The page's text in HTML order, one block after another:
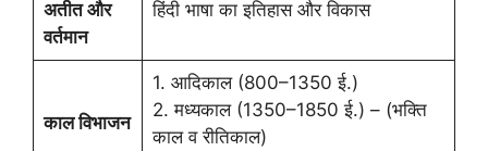
अतीत और
वर्तमान
हिंदी भाषा का इतिहास और विकास
काल विभाजन
1. आदिकाल (800–1350 ई.)
2. मध्यकाल (1350–1850 ई.) – (भक्ति
काल व रीतिकाल)